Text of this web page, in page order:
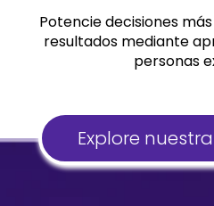
Potencie decisiones
resultados mediante
personas
Explore